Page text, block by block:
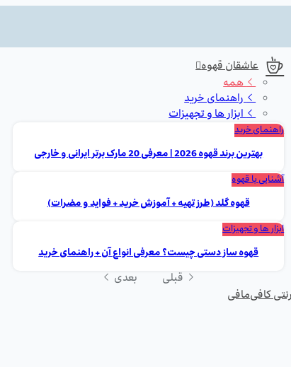
عاشقان قهوه
همه
راهنمای خرید
ابزار ها و تجهیزات
راهنمای خرید
بهترین برند قهوه 2026 | معرفی 20 مارک برتر ایرانی و خارجی
آشنایی با قهوه
قهوه گلد (طرز تهیه + آموزش خرید + فواید و مضرات)
ابزار ها و تجهیزات
قهوه ساز دستی چیست؟ معرفی انواع آن + راهنمای خرید
قبلی
بعدی
کافی‌مافی